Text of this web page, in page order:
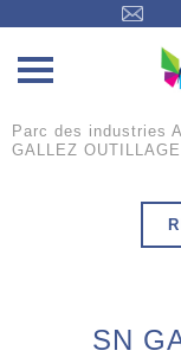
Parc des industries
GALLEZ OUTILLAGE
SN